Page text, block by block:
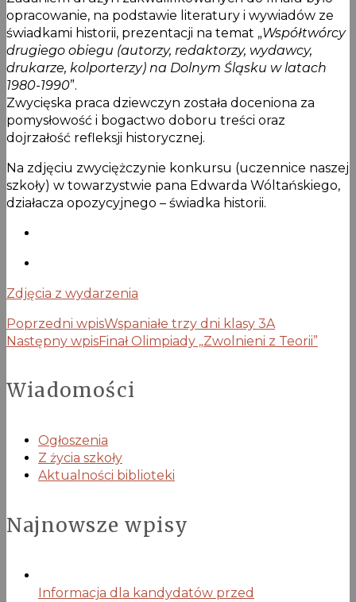
opracowanie, na podstawie literatury i wywiadów ze
świadkami historii, prezentacji na temat „Współtwórcy
drugiego obiegu (autorzy, redaktorzy, wydawcy,
drukarze, kolporterzy) na Dolnym Śląsku w latach
1980-1990”.
Zwycięska praca dziewczyn została doceniona za
pomysłowość i bogactwo doboru treści oraz
dojrzałość refleksji historycznej.
Na zdjęciu zwyciężczynie konkursu (uczennice naszej
szkoły) w towarzystwie pana Edwarda Wóltańskiego,
działacza opozycyjnego – świadka historii.
Zdjęcia z wydarzenia
Poprzedni wpisWspaniałe trzy dni klasy 3A
Następny wpisFinał Olimpiady „Zwolnieni z Teorii”
Wiadomości
Ogłoszenia
Z życia szkoły
Aktualności biblioteki
Najnowsze wpisy
Informacja dla kandydatów przed